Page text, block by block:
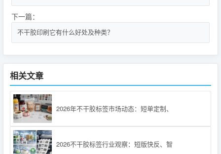
下一篇：
不干胶印刷它有什么好处及种类？
相关文章
2026年不干胶标签市场动态：短单定制、
2026不干胶标签行业观察：短版快反、智